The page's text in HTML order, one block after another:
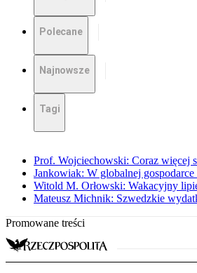
Polecane
Najnowsze
Tagi
Prof. Wojciechowski: Coraz więcej
Jankowiak: W globalnej gospodarce
Witold M. Orłowski: Wakacyjny
Mateusz Michnik: Szwedzkie
Promowane treści